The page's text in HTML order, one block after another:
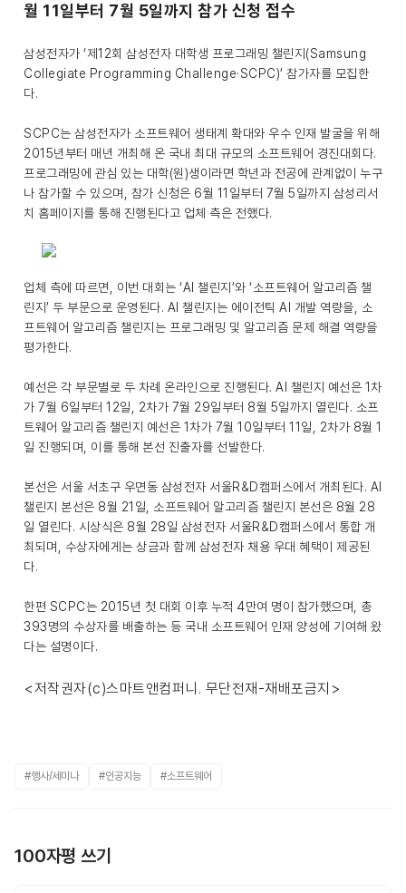
월 11일부터 7월 5일까지 참가 신청 접수
삼성전자가 ‘제12회 삼성전자 대학생 프로그래밍 챌린지(Samsung
Collegiate Programming Challenge·SCPC)’ 참가자를 모집한
다.
SCPC는 삼성전자가 소프트웨어 생태계 확대와 우수 인재 발굴을 위해
2015년부터 매년 개최해 온 국내 최대 규모의 소프트웨어 경진대회다.
프로그래밍에 관심 있는 대학(원)생이라면 학년과 전공에 관계없이 누구
나 참가할 수 있으며, 참가 신청은 6월 11일부터 7월 5일까지 삼성리서
치 홈페이지를 통해 진행된다고 업체 측은 전했다.
업체 측에 따르면, 이번 대회는 ‘AI 챌린지’와 ‘소프트웨어 알고리즘 챌
린지’ 두 부문으로 운영된다. AI 챌린지는 에이전틱 AI 개발 역량을, 소
프트웨어 알고리즘 챌린지는 프로그래밍 및 알고리즘 문제 해결 역량을
평가한다.
예선은 각 부문별로 두 차례 온라인으로 진행된다. AI 챌린지 예선은 1차
가 7월 6일부터 12일, 2차가 7월 29일부터 8월 5일까지 열린다. 소프
트웨어 알고리즘 챌린지 예선은 1차가 7월 10일부터 11일, 2차가 8월 1
일 진행되며, 이를 통해 본선 진출자를 선발한다.
본선은 서울 서초구 우면동 삼성전자 서울R&D캠퍼스에서 개최된다. AI
챌린지 본선은 8월 21일, 소프트웨어 알고리즘 챌린지 본선은 8월 28
일 열린다. 시상식은 8월 28일 삼성전자 서울R&D캠퍼스에서 통합 개
최되며, 수상자에게는 상금과 함께 삼성전자 채용 우대 혜택이 제공된
다.
한편 SCPC는 2015년 첫 대회 이후 누적 4만여 명이 참가했으며, 총
393명의 수상자를 배출하는 등 국내 소프트웨어 인재 양성에 기여해 왔
다는 설명이다.
<저작권자(c)스마트앤컴퍼니. 무단전재-재배포금지>
#행사/세미나 #인공지능 #소프트웨어
100자평 쓰기